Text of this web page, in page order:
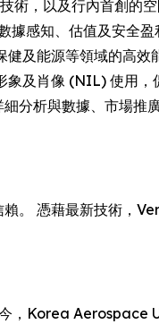
，以及行內首創的
據感知、估值及安
健及能源等領域的
象及肖像 (NIL) 使用
分析與數據、市場推
。 憑藉最新技術，
，Korea